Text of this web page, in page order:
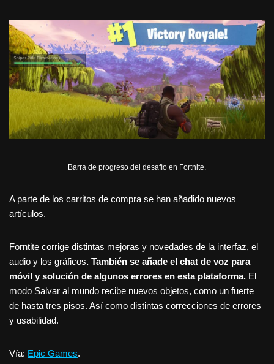
Barra de progreso del desafío en Fortnite.
A parte de los carritos de compra se han añadido nuevos
artículos.
Forntite corrige distintas mejoras y novedades de la interfaz, el
audio y los gráficos. También se añade el chat de voz para
móvil y solución de algunos errores en esta plataforma. El
modo Salvar al mundo recibe nuevos objetos, como un fuerte
de hasta tres pisos. Así como distintas correcciones de errores
y usabilidad.
Vía: Epic Games.